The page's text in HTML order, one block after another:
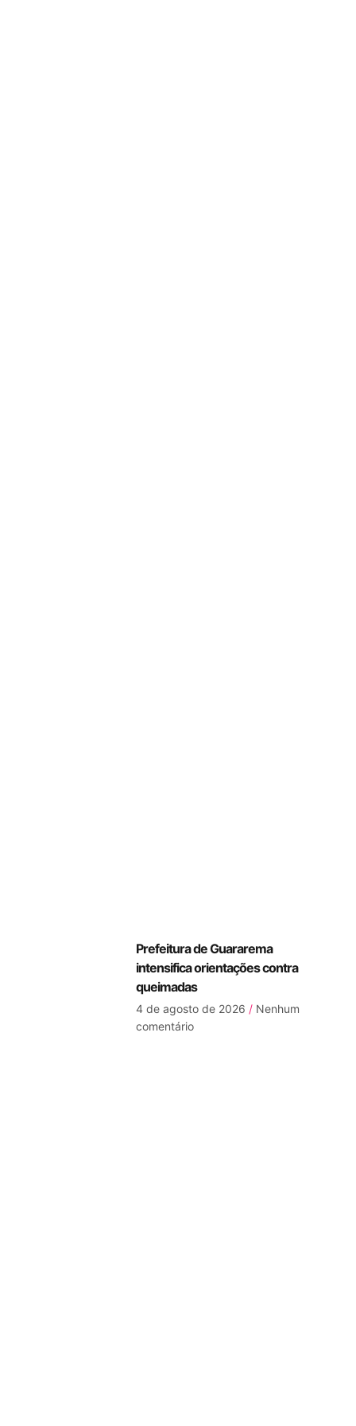
Prefeitura de Guararema
intensifica orientações contra
queimadas
4 de agosto de 2026 Nenhum
comentário